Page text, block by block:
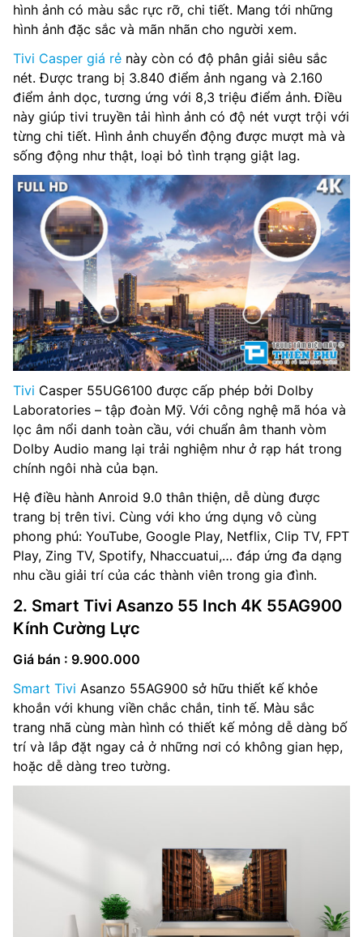
hình ảnh có màu sắc rực rỡ, chi tiết. Mang tới những
hình ảnh đặc sắc và mãn nhãn cho người xem.
Tivi Casper giá rẻ này còn có độ phân giải siêu sắc
nét. Được trang bị 3.840 điểm ảnh ngang và 2.160
điểm ảnh dọc, tương ứng với 8,3 triệu điểm ảnh. Điều
này giúp tivi truyền tải hình ảnh có độ nét vượt trội với
từng chi tiết. Hình ảnh chuyển động được mượt mà và
sống động như thật, loại bỏ tình trạng giật lag.
Tivi Casper 55UG6100 được cấp phép bởi Dolby
Laboratories – tập đoàn Mỹ. Với công nghệ mã hóa và
lọc âm nổi danh toàn cầu, với chuẩn âm thanh vòm
Dolby Audio mang lại trải nghiệm như ở rạp hát trong
chính ngôi nhà của bạn.
Hệ điều hành Anroid 9.0 thân thiện, dễ dùng được
trang bị trên tivi. Cùng với kho ứng dụng vô cùng
phong phú: YouTube, Google Play, Netflix, Clip TV, FPT
Play, Zing TV, Spotify, Nhaccuatui,… đáp ứng đa dạng
nhu cầu giải trí của các thành viên trong gia đình.
2. Smart Tivi Asanzo 55 Inch 4K 55AG900
Kính Cường Lực
Giá bán : 9.900.000
Smart Tivi Asanzo 55AG900 sở hữu thiết kế khỏe
khoắn với khung viền chắc chắn, tinh tế. Màu sắc
trang nhã cùng màn hình có thiết kế mỏng dễ dàng bố
trí và lắp đặt ngay cả ở những nơi có không gian hẹp,
hoặc dễ dàng treo tường.